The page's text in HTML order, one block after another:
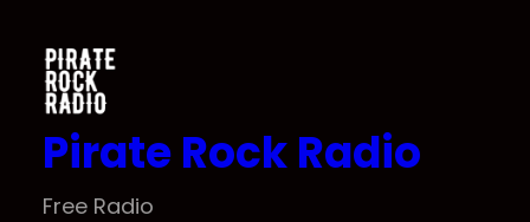
contenido
Pirate Rock Radio
Free Radio